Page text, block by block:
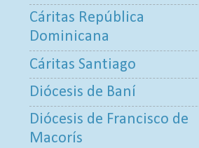
Cáritas República
Dominicana
Cáritas Santiago
Diócesis de Baní
Diócesis de Francisco de
Macorís